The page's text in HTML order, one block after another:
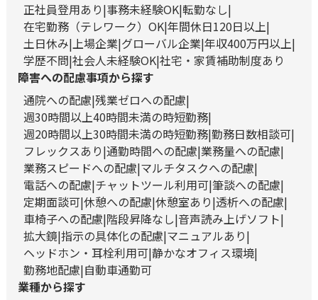
正社員登用あり 事務未経験OK 転勤なし
在宅勤務（テレワーク）OK 年間休日120日以上
土日休み 上場企業 グローバル企業 年収400万円以上
学歴不問 社会人未経験OK 社宅・家賃補助制度あり
障害への配慮事項から探す
通院への配慮 残業ゼロへの配慮
週30時間以上40時間未満の時短勤務
週20時間以上30時間未満の時短勤務 勤務日数相談可
フレックスあり 通勤時間への配慮 業務量への配慮
業務スピードへの配慮 マルチタスクへの配慮
電話への配慮 チャットツール利用可 筆談への配慮
定期面談可 休憩への配慮 休憩室あり 透析への配慮
車椅子への配慮 階段昇降なし 音声読み上げソフト
拡大鏡 指示の具体化の配慮 マニュアルあり
ヘッドホン・耳栓利用可 静かなオフィス環境
勤務地配慮 自動車通勤可
業種から探す